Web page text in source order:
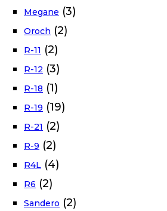
Megane (3)
Oroch (2)
R-11 (2)
R-12 (3)
R-18 (1)
R-19 (19)
R-21 (2)
R-9 (2)
R4L (4)
R6 (2)
Sandero (2)